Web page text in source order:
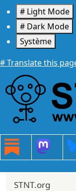
Aller au contenu
# Light Mode
# Dark Mode
Système
# Translate this
STNT.org